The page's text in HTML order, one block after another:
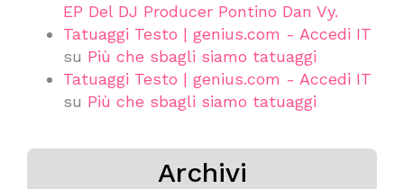
EP Del DJ Producer Pontino Dan Vy.
Tatuaggi Testo | genius.com - Accedi IT
su Più che sbagli siamo tatuaggi
Tatuaggi Testo | genius.com - Accedi IT
su Più che sbagli siamo tatuaggi
Archivi